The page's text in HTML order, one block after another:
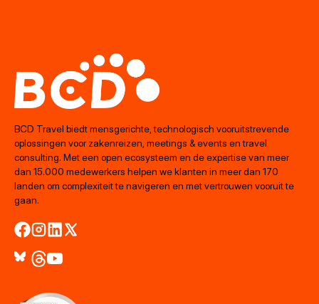
BCD Travel biedt mensgerichte, technologisch vooruitstrevende
oplossingen voor zakenreizen, meetings & events en travel
consulting. Met een open ecosysteem en de expertise van meer
dan 15.000 medewerkers helpen we klanten in meer dan 170
landen om complexiteit te navigeren en met vertrouwen vooruit te
gaan.